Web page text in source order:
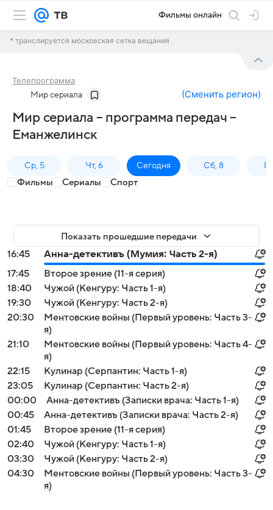
Фильмы онлайн
* транслируется московская сетка вещания
Телепрограмма
Мир сериала (Сменить регион)
Мир сериала – программа передач –
Еманжелинск
Ср, 5 Чт, 6 Сегодня Сб, 8
Фильмы Сериалы Спорт
Показать прошедшие передачи
16:45
Анна-детективъ (Мумия: Часть 2-я)
17:45
Второе зрение (11-я серия)
18:40
Чужой (Кенгуру: Часть 1-я)
19:30
Чужой (Кенгуру: Часть 2-я)
20:30
Ментовские войны (Первый уровень: Часть 3-
я)
21:10
Ментовские войны (Первый уровень: Часть 4-
я)
22:15
Кулинар (Серпантин: Часть 1-я)
23:05
Кулинар (Серпантин: Часть 2-я)
00:00
Анна-детективъ (Записки врача: Часть 1-я)
00:45
Анна-детективъ (Записки врача: Часть 2-я)
01:45
Второе зрение (11-я серия)
02:40
Чужой (Кенгуру: Часть 1-я)
03:30
Чужой (Кенгуру: Часть 2-я)
04:30
Ментовские войны (Первый уровень: Часть 3-
я)